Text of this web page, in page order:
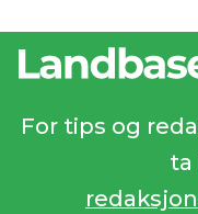
For tips og
ta